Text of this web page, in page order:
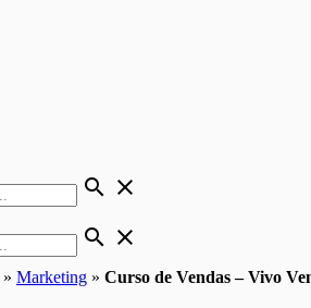
search close
search close
» Marketing » Curso de Vendas – Vivo